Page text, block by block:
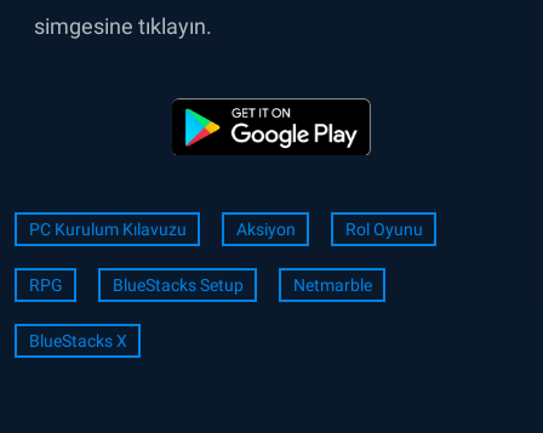
simgesine tıklayın.
PC Kurulum Kılavuzu Aksiyon Rol Oyunu
RPG BlueStacks Setup Netmarble
BlueStacks X